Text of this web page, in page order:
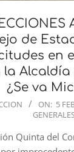
de
en
Alcaldía
¿Se va
ON: 5
Quinta del